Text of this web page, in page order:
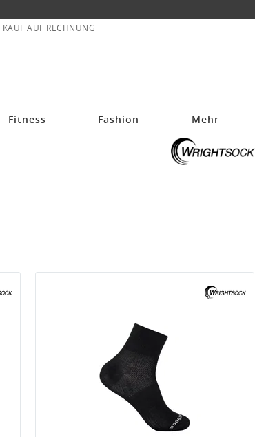
KAUF AUF RECHNUNG
Fitness Fashion Mehr